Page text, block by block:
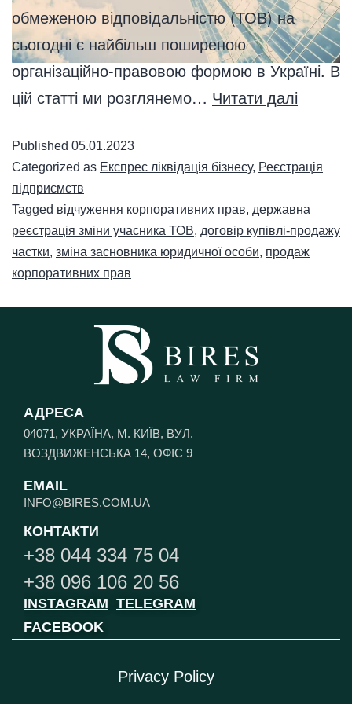
обмеженою відповідальністю (ТОВ) на
сьогодні є найбільш поширеною
організаційно-правовою формою в Україні. В
цій статті ми розглянемо… Читати далі
Published 05.01.2023
Categorized as Експрес ліквідація бізнесу, Реєстрація
підприємств
Tagged відчуження корпоративних прав, державна
реєстрація зміни учасника ТОВ, договір купівлі-продажу
частки, зміна засновника юридичної особи, продаж
корпоративних прав
АДРЕСА
04071, УКРАЇНА, М. КИЇВ, ВУЛ.
ВОЗДВИЖЕНСЬКА 14, ОФІС 9
EMAIL
INFO@BIRES.COM.UA
КОНТАКТИ
+38 044 334 75 04
+38 096 106 20 56
INSTAGRAM TELEGRAM
FACEBOOK
Privacy Policy